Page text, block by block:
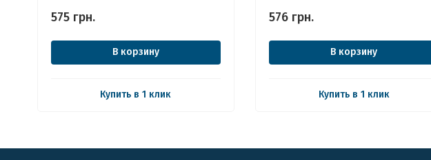
575 грн.
В корзину
Купить в 1 клик
576 грн.
В корзину
Купить в 1 клик